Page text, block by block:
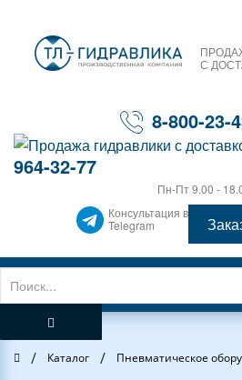
С
8-800-23-
964-32-77
Пн-Пт 9.00 -
Консультация в
Telegram
Главная
/ Каталог / Пневматическое